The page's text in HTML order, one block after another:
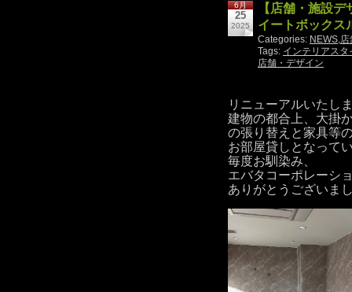
6月
25
2025
【店舗・施設
イートボックス
Categories: NEWS
Tags: インテリアスタ
店舗・デザイン
リニューアルいたし
建物の都合上、大掛
の張り替えと家具等
お部屋貸しとなって
毎度お馴染み、
エバタコーポレーシ
ありがとうございま